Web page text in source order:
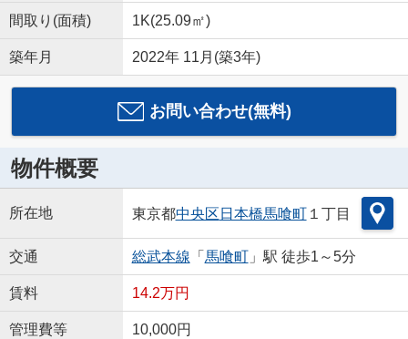
間取り(面積) 1K(25.09㎡)
築年月 2022年 11月(築3年)
お問い合わせ(無料)
物件概要
所在地 東京都中央区 日本橋馬喰町１丁目
交通 総武本線 「 馬喰町」駅 徒歩1～5分
賃料 14.2万円
管理費等 10,000円